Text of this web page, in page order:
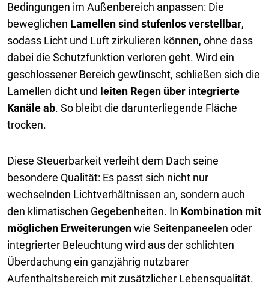
Bedingungen im Außenbereich anpassen: Die
beweglichen Lamellen sind stufenlos verstellbar,
sodass Licht und Luft zirkulieren können, ohne dass
dabei die Schutzfunktion verloren geht. Wird ein
geschlossener Bereich gewünscht, schließen sich die
Lamellen dicht und leiten Regen über integrierte
Kanäle ab. So bleibt die darunterliegende Fläche
trocken.
Diese Steuerbarkeit verleiht dem Dach seine
besondere Qualität: Es passt sich nicht nur
wechselnden Lichtverhältnissen an, sondern auch
den klimatischen Gegebenheiten. In Kombination mit
möglichen Erweiterungenwie Seitenpaneelen oder
integrierter Beleuchtung wird aus der schlichten
Überdachung ein ganzjährig nutzbarer
Aufenthaltsbereich mit zusätzlicher Lebensqualität.